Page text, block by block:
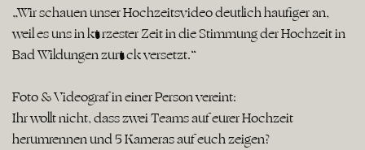
„Wir schauen unser Hochzeitsvideo deutlich häufiger an,
weil es uns in kürzester Zeit in die Stimmung der Hochzeit in
Bad Wildungen zurück versetzt.“
Foto & Videograf in einer Person vereint:
Ihr wollt nicht, dass zwei Teams auf eurer Hochzeit
herumrennen und 5 Kameras auf euch zeigen?